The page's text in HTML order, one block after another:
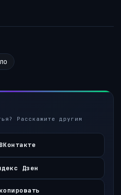
Расскажите другим
Дзен